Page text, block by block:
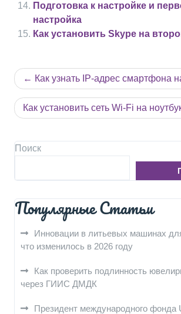
Подготовка к настройке и
настройка
Как установить Skype на
Навигация
по
записям
Как узнать IP-адрес смартфона
Как установить сеть Wi-Fi на
Поиск
Популярные Статьи
Инновации в литьевых машинах
что изменилось в 2026 году
Как проверить подлинность
через ГИИС ДМДК
Президент международного фонда